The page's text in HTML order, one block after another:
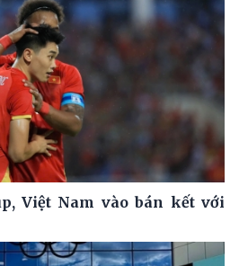
Việt Nam vào bán kết với